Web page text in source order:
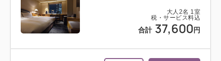
大人 2名 1室
税・サービス料込
合計 37,600 円